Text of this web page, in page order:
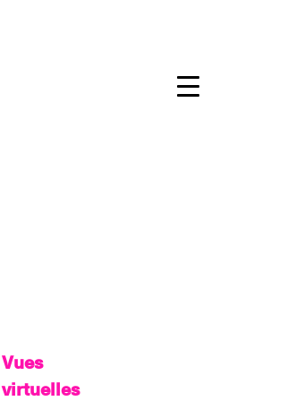
Vues
virtuelles